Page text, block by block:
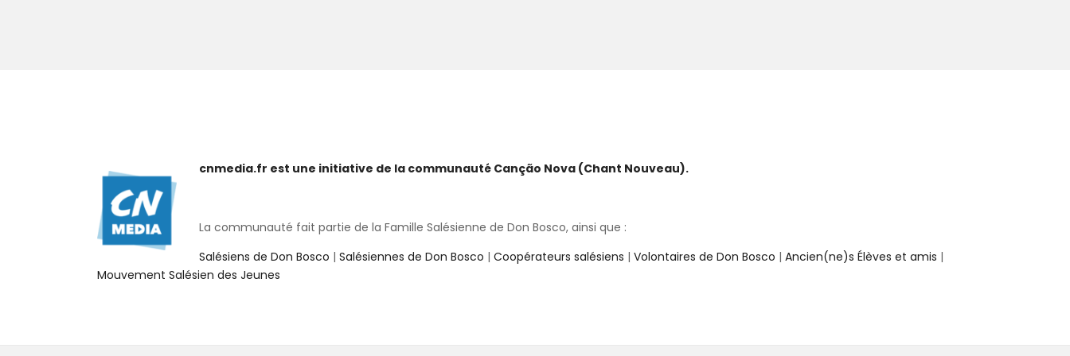
cnmedia.fr est une initiative de la communauté Canção Nova (Chant Nouveau).
La communauté fait partie de la Famille Salésienne de Don Bosco, ainsi que :
Salésiens de Don Bosco | Salésiennes de Don Bosco | Coopérateurs salésiens | Volontaires de Don Bosco | Ancien(ne)s Élèves et amis |
Mouvement Salésien des Jeunes